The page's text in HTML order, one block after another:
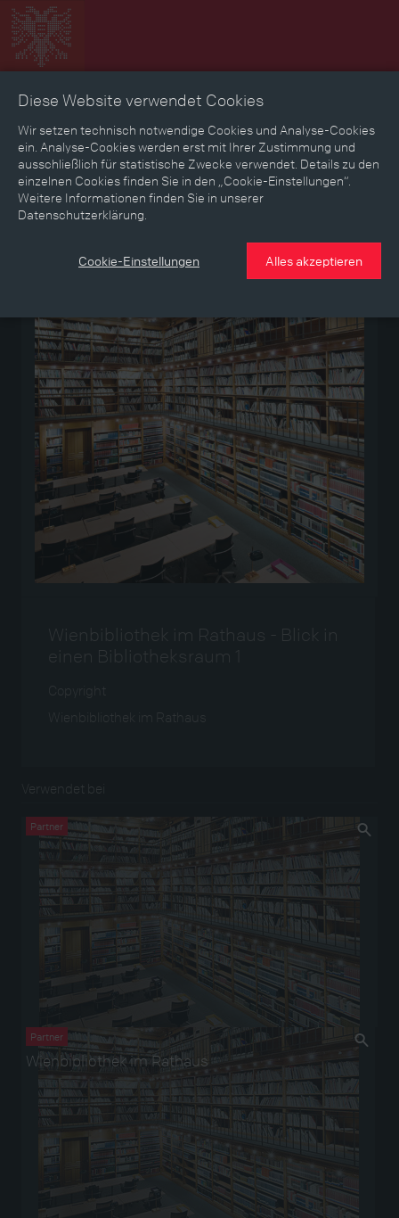
Zeitbild Zeitreise Landkarte Erinnerungen
Mediathek Textmodus
Medium
Wienbibliothek im Rathaus - Blick in
einen Bibliotheksraum 1
Copyright
Wienbibliothek im Rathaus
Verwendet bei
Partner
Wienbibliothek im Rathaus
Partner
Diese Website verwendet Cookies
Wir setzen technisch notwendige Cookies und Analyse-Cookies
ein. Analyse-Cookies werden erst mit Ihrer Zustimmung und
ausschließlich für statistische Zwecke verwendet. Details zu den
einzelnen Cookies finden Sie in den „Cookie-Einstellungen“.
Weitere Informationen finden Sie in unserer
Datenschutzerklärung.
Cookie-Einstellungen Alles akzeptieren